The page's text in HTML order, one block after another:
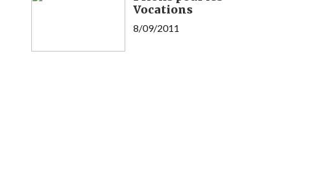
Vocations
8/09/2011